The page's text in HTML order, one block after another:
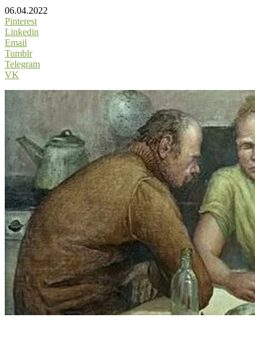
06.04.2022
Pinterest
Linkedin
Email
Tumblr
Telegram
VK